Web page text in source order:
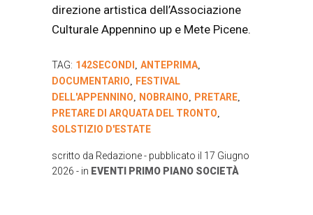
direzione artistica dell’Associazione
Culturale Appennino up e Mete Picene.
TAG: 142SECONDI ANTEPRIMA
DOCUMENTARIO
FESTIVAL
DELL'APPENNINO
NOBRAINO PRETARE
PRETARE DI ARQUATA DEL TRONTO
SOLSTIZIO D'ESTATE
scritto da Redazione- pubblicato il 17 Giugno
2026 - in EVENTI PRIMO PIANO SOCIETÀ